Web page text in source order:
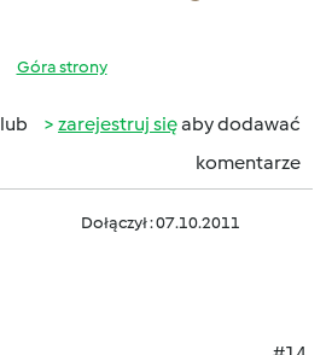
Góra strony
lub zarejestruj sięaby dodawać
komentarze
Dołączył : 07.10.2011